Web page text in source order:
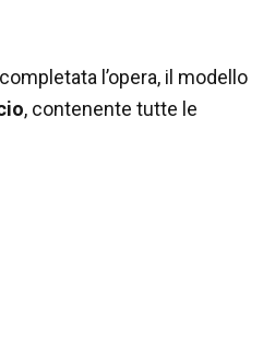
l’opera, il modello
, contenente tutte le